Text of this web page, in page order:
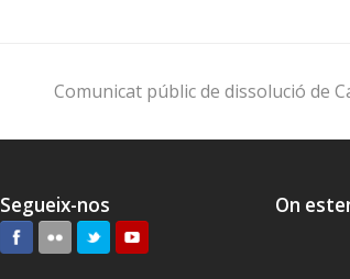
Comunicat públic de dissolució de
Segueix-nos On